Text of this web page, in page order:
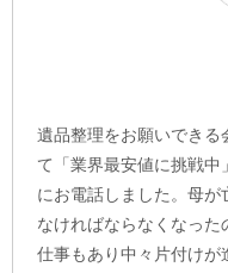
遺品整理をお願いできる
て「業界最安値に挑戦
にお電話しました。母が
なければならなくなっ
仕事もあり中々片付けが